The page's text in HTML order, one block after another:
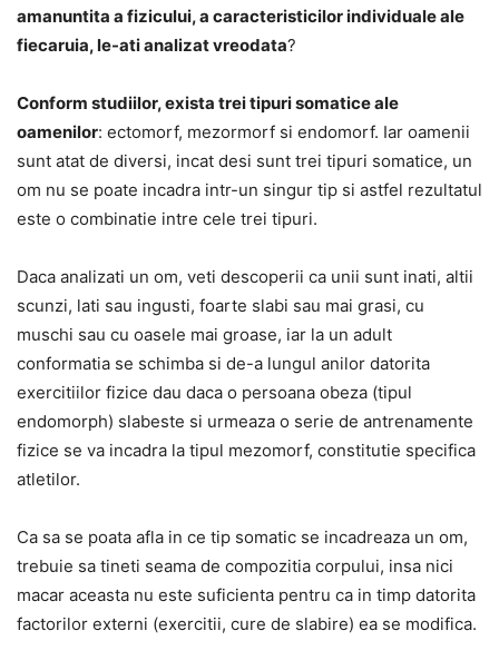
amanuntita a fizicului, a caracteristicilor individuale ale
fiecaruia, le-ati analizat vreodata?
Conform studiilor, exista trei tipuri somatice ale
oamenilor: ectomorf, mezormorf si endomorf. Iar oamenii
sunt atat de diversi, incat desi sunt trei tipuri somatice, un
om nu se poate incadra intr-un singur tip si astfel rezultatul
este o combinatie intre cele trei tipuri.
Daca analizati un om, veti descoperii ca unii sunt inati, altii
scunzi, lati sau ingusti, foarte slabi sau mai grasi, cu
muschi sau cu oasele mai groase, iar la un adult
conformatia se schimba si de-a lungul anilor datorita
exercitiilor fizice dau daca o persoana obeza (tipul
endomorph) slabeste si urmeaza o serie de antrenamente
fizice se va incadra la tipul mezomorf, constitutie specifica
atletilor.
Ca sa se poata afla in ce tip somatic se incadreaza un om,
trebuie sa tineti seama de compozitia corpului, insa nici
macar aceasta nu este suficienta pentru ca in timp datorita
factorilor externi (exercitii, cure de slabire) ea se modifica.